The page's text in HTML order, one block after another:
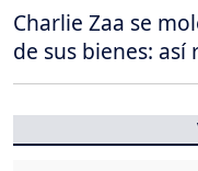
Charlie Zaa se
de sus bienes: así